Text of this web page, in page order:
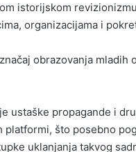
istorijskom
organizacijama i
obrazovanja
ustaške propagande i
što posebno
uklanjanja takvog